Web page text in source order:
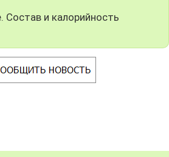
Состав и калорийность